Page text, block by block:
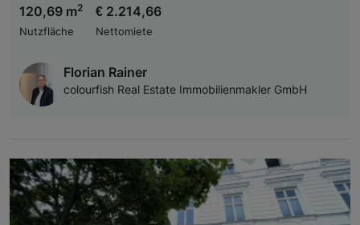
120,69 m2
Nutzfläche
€ 2.214,66
Nettomiete
Florian Rainer
colourfish Real Estate Immobilienmakler GmbH